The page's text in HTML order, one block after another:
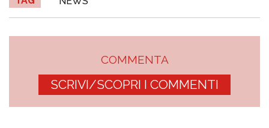
COMMENTA
SCRIVI/SCOPRI I COMMENTI